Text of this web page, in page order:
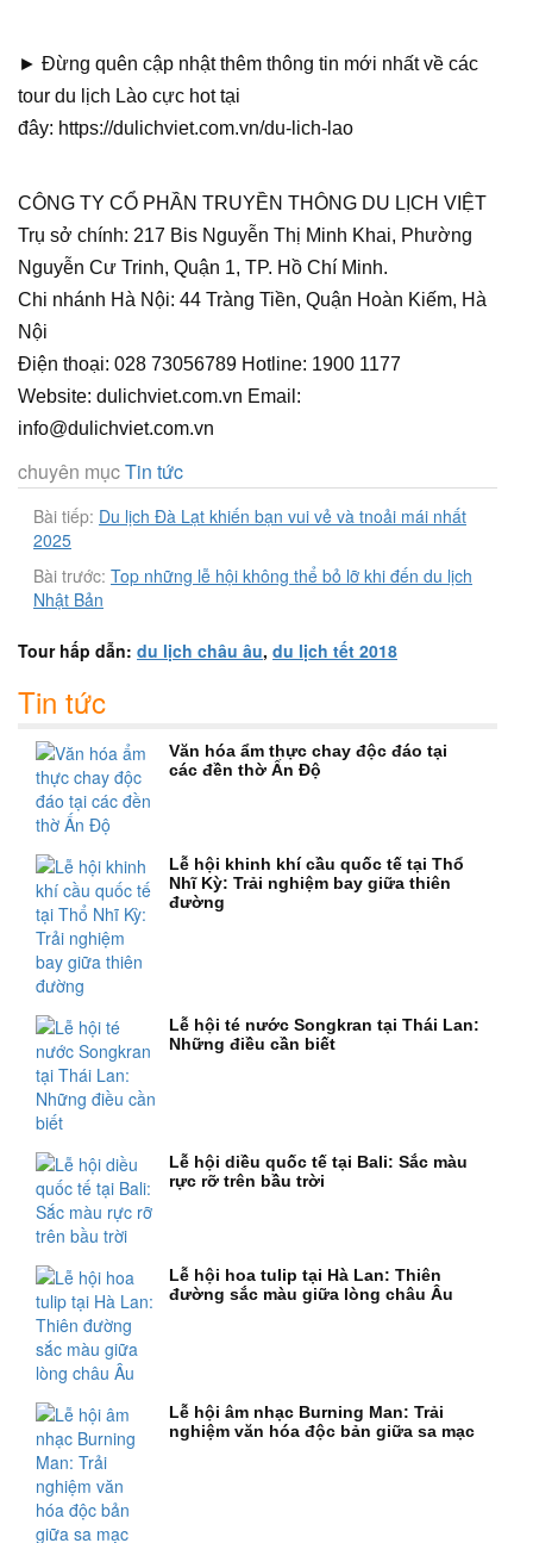
► Đừng quên cập nhật thêm thông tin mới nhất về các
tour du lịch Lào cực hot tại
đây: https://dulichviet.com.vn/du-lich-lao
CÔNG TY CỔ PHẦN TRUYỀN THÔNG DU LỊCH VIỆT
Trụ sở chính: 217 Bis Nguyễn Thị Minh Khai, Phường
Nguyễn Cư Trinh, Quận 1, TP. Hồ Chí Minh.
Chi nhánh Hà Nội: 44 Tràng Tiền, Quận Hoàn Kiếm, Hà
Nội
Điện thoại: 028 73056789 Hotline: 1900 1177
Website: dulichviet.com.vn Email:
info@dulichviet.com.vn
chuyên mụcTin tức
Bài tiếp: Du lịch Đà Lạt khiến bạn vui vẻ và tnoải mái nhất
2025
Bài trước: Top những lễ hội không thể bỏ lỡ khi đến du lịch
Nhật Bản
Tour hấp dẫn: du lịch châu âu, du lịch tết 2018
Tin tức
Văn hóa ẩm thực chay độc đáo tại
các đền thờ Ấn Độ
Lễ hội khinh khí cầu quốc tế tại Thổ
Nhĩ Kỳ: Trải nghiệm bay giữa thiên
đường
Lễ hội té nước Songkran tại Thái Lan:
Những điều cần biết
Lễ hội diều quốc tế tại Bali: Sắc màu
rực rỡ trên bầu trời
Lễ hội hoa tulip tại Hà Lan: Thiên
đường sắc màu giữa lòng châu Âu
Lễ hội âm nhạc Burning Man: Trải
nghiệm văn hóa độc bản giữa sa mạc